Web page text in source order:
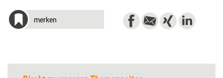
merken